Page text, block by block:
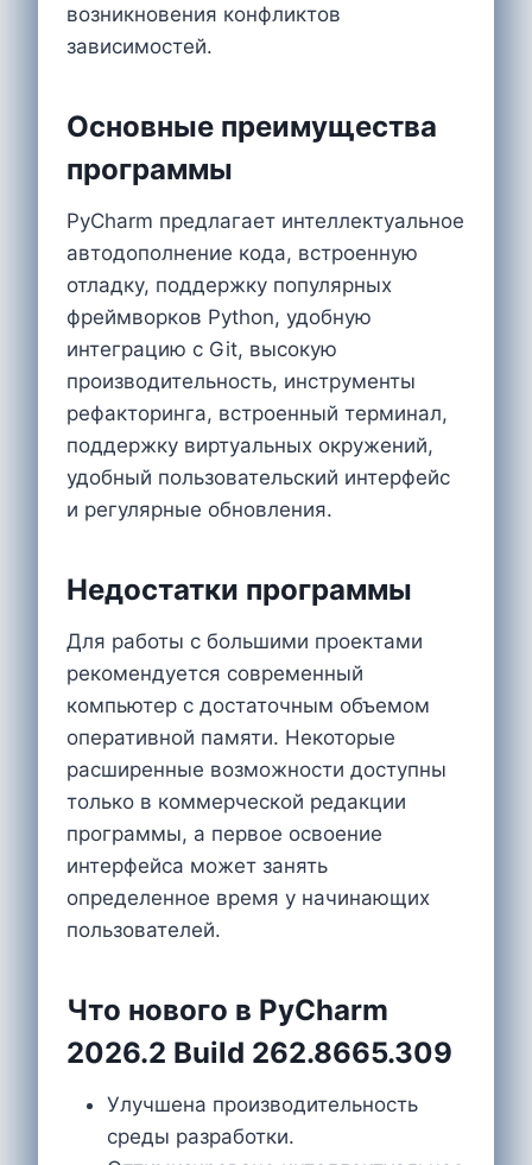
возникновения конфликтов
зависимостей.
Основные преимущества
программы
PyCharm предлагает интеллектуальное
автодополнение кода, встроенную
отладку, поддержку популярных
фреймворков Python, удобную
интеграцию с Git, высокую
производительность, инструменты
рефакторинга, встроенный терминал,
поддержку виртуальных окружений,
удобный пользовательский интерфейс
и регулярные обновления.
Недостатки программы
Для работы с большими проектами
рекомендуется современный
компьютер с достаточным объемом
оперативной памяти. Некоторые
расширенные возможности доступны
только в коммерческой редакции
программы, а первое освоение
интерфейса может занять
определенное время у начинающих
пользователей.
Что нового в PyCharm
2026.2 Build 262.8665.309
Улучшена производительность
среды разработки.